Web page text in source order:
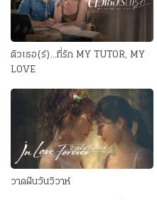
ติวเธอ(ร์)...ที่รัก MY TUTOR, MY
LOVE
วาดฝันวันวิวาห์